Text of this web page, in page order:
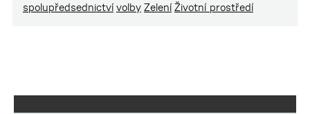
spolupředsednictví volby Zelení Životní prostředí